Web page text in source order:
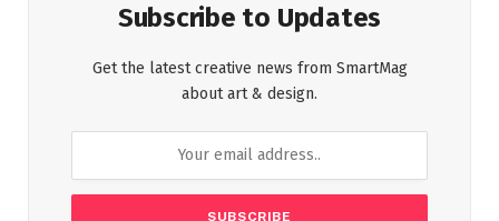
Subscribe to Updates
Get the latest creative news from SmartMag
about art & design.